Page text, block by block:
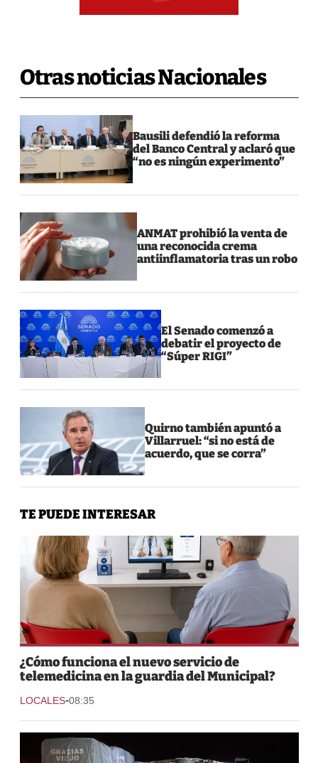
Otras noticias Nacionales
Bausili defendió la reforma
del Banco Central y aclaró que
“no es ningún experimento”
ANMAT prohibió la venta de
una reconocida crema
antiinflamatoria tras un robo
El Senado comenzó a
debatir el proyecto de
“Súper RIGI”
Quirno también apuntó a
Villarruel: “si no está de
acuerdo, que se corra”
TE PUEDE INTERESAR
¿Cómo funciona el nuevo servicio de
telemedicina en la guardia del Municipal?
LOCALES-08:35